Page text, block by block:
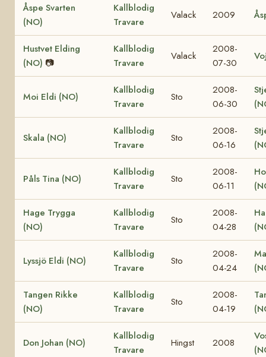
Åspe Svarten
(NO)
Kallblodig
Travare
Valack 2009
Hustvet Elding
(NO) 📷
Kallblodig
Travare
Valack
2008-
07-30
Moi Eldi (NO)
Kallblodig
Travare
Sto
2008-
06-30
Skala (NO)
Kallblodig
Travare
Sto
2008-
06-16
Påls Tina (NO)
Kallblodig
Travare
Sto
2008-
06-11
Hage Trygga
(NO)
Kallblodig
Travare
Sto
2008-
04-28
Lyssjö Eldi (NO)
Kallblodig
Travare
Sto
2008-
04-24
Tangen Rikke
(NO)
Kallblodig
Travare
Sto
2008-
04-19
Don Johan (NO)
Kallblodig
Travare
Hingst 2008